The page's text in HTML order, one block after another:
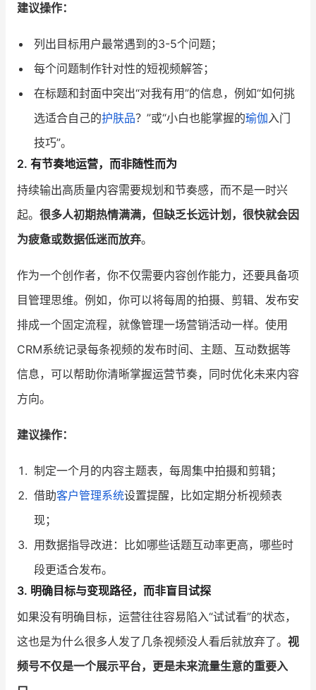
建议操作：
列出目标用户最常遇到的3-5个问题；
每个问题制作针对性的短视频解答；
在标题和封面中突出“对我有用”的信息，例如“如何挑
选适合自己的护肤品？”或“小白也能掌握的瑜伽入门
技巧”。
2. 有节奏地运营，而非随性而为
持续输出高质量内容需要规划和节奏感，而不是一时兴
起。 很多人初期热情满满，但缺乏长远计划，很快就会因
为疲惫或数据低迷而放弃。
作为一个创作者，你不仅需要内容创作能力，还要具备项
目管理思维。例如，你可以将每周的拍摄、剪辑、发布安
排成一个固定流程，就像管理一场营销活动一样。使用
CRM系统记录每条视频的发布时间、主题、互动数据等
信息，可以帮助你清晰掌握运营节奏，同时优化未来内容
方向。
建议操作：
制定一个月的内容主题表，每周集中拍摄和剪辑；
借助客户管理系统设置提醒，比如定期分析视频表
现；
用数据指导改进：比如哪些话题互动率更高，哪些时
段更适合发布。
3. 明确目标与变现路径，而非盲目试探
如果没有明确目标，运营往往容易陷入“试试看”的状态，
这也是为什么很多人发了几条视频没人看后就放弃了。 视
频号不仅是一个展示平台，更是未来流量生意的重要入